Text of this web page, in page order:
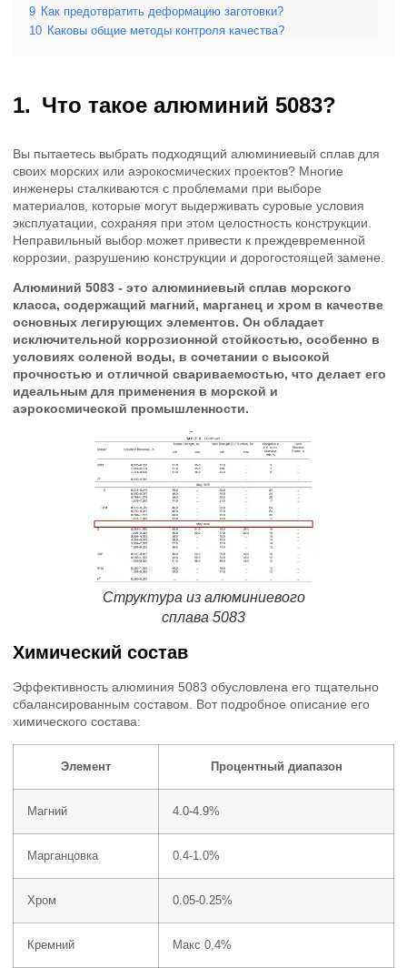
9 Как предотвратить деформацию заготовки?
10 Каковы общие методы контроля качества?
Что такое алюминий 5083?
Вы пытаетесь выбрать подходящий алюминиевый сплав для
своих морских или аэрокосмических проектов? Многие
инженеры сталкиваются с проблемами при выборе
материалов, которые могут выдерживать суровые условия
эксплуатации, сохраняя при этом целостность конструкции.
Неправильный выбор может привести к преждевременной
коррозии, разрушению конструкции и дорогостоящей замене.
Алюминий 5083 - это алюминиевый сплав морского
класса, содержащий магний, марганец и хром в качестве
основных легирующих элементов. Он обладает
исключительной коррозионной стойкостью, особенно в
условиях соленой воды, в сочетании с высокой
прочностью и отличной свариваемостью, что делает его
идеальным для применения в морской и
аэрокосмической промышленности.
Структура из алюминиевого
сплава 5083
Химический состав
Эффективность алюминия 5083 обусловлена его тщательно
сбалансированным составом. Вот подробное описание его
химического состава:
Элемент Процентный диапазон
Магний 4.0-4.9%
Марганцовка 0.4-1.0%
Хром 0.05-0.25%
Кремний Макс 0,4%